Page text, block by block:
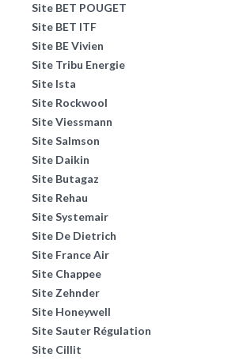
Site BET POUGET
Site BET ITF
Site BE Vivien
Site Tribu Energie
Site Ista
Site Rockwool
Site Viessmann
Site Salmson
Site Daikin
Site Butagaz
Site Rehau
Site Systemair
Site De Dietrich
Site France Air
Site Chappee
Site Zehnder
Site Honeywell
Site Sauter Régulation
Site Cillit